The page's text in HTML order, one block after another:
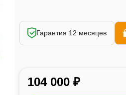
Гарантия 12 месяцев
104 000 ₽